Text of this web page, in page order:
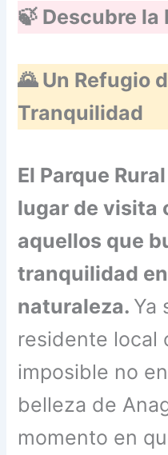
🍃 Descubre la
🌄 Un Refugio
Tranquilidad
El Parque
lugar de visita
aquellos que
tranquilidad
naturaleza. Ya
residente local
imposible no
belleza de
momento en